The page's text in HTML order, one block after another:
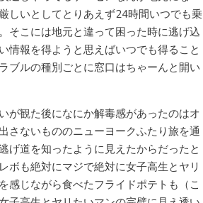
しいとしてとりあえず24時間いつでも乗
そこには地元と違って困った時に逃げ込
情報を得ようと思えばいつでも得ること
ブルの種別ごとに窓口はちゃーんと開い
が観た後になにか解毒感があったのはオ
さないもののニューヨークふたり旅を通
げ道を知ったように見えたからだったと
ボも絶対にマジで絶対に女子高生とヤリ
感じながら食べたフライドポテトも（こ